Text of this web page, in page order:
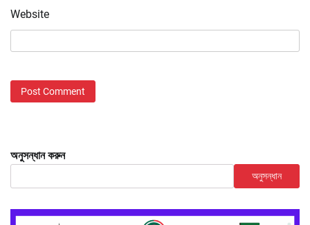
Website
অনুসন্ধান করুন
অনুসন্ধান